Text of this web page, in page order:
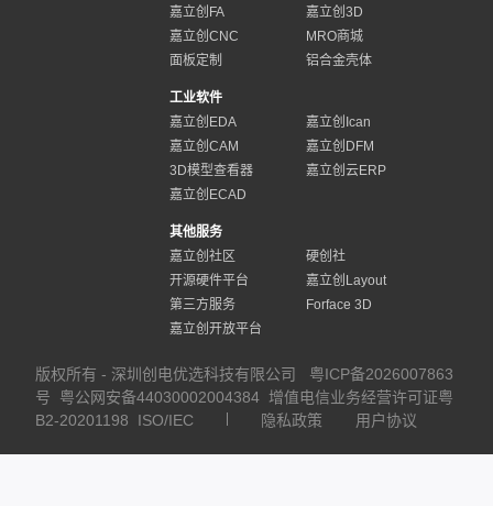
嘉立创FA
嘉立创3D
嘉立创CNC
MRO商城
面板定制
铝合金壳体
工业软件
嘉立创EDA
嘉立创Ican
嘉立创CAM
嘉立创DFM
3D模型查看器
嘉立创云ERP
嘉立创ECAD
其他服务
嘉立创社区
硬创社
开源硬件平台
嘉立创Layout
第三方服务
Forface 3D
嘉立创开放平台
版权所有 - 深圳创电优选科技有限公司
粤ICP备2026007863
号
粤公网安备44030002004384 增值电信业务经营许可证粤
B2-20201198
ISO/IEC 隐私政策 用户协议